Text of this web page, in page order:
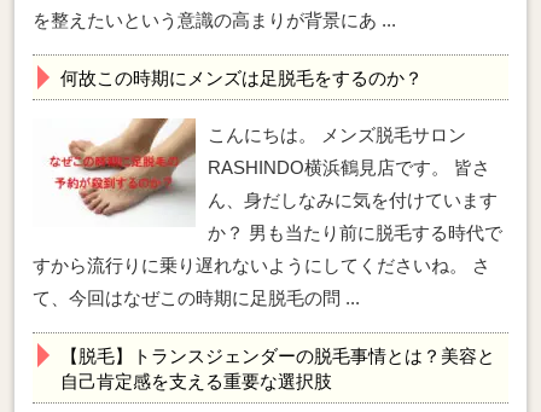
を整えたいという意識の高まりが背景にあ ...
何故この時期にメンズは足脱毛をするのか？
こんにちは。 メンズ脱毛サロン
RASHINDO横浜鶴見店です。 皆さ
ん、身だしなみに気を付けています
か？ 男も当たり前に脱毛する時代で
すから流行りに乗り遅れないようにしてくださいね。 さ
て、今回はなぜこの時期に足脱毛の問 ...
【脱毛】トランスジェンダーの脱毛事情とは？美容と
自己肯定感を支える重要な選択肢